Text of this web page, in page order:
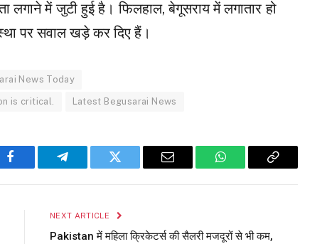
लगाने में जुटी हुई है। फिलहाल, बेगूसराय में लगातार हो
पर सवाल खड़े कर दिए हैं।
News Today
is critical. Latest Begusarai News
Facebook Telegram Twitter Email WhatsAppCopy
NEXT ARTICLE
Pakistan में महिला क्रिकेटर्स की सैलरी मजदूरों से भी कम,